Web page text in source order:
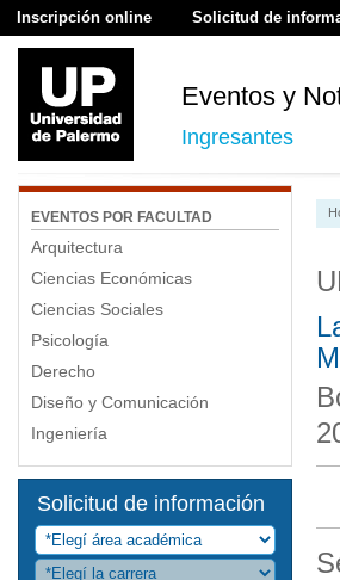
Inscripción online Solicitud de
Eventos y
Ingresantes
EVENTOS POR FACULTAD
Arquitectura
Ciencias Económicas
Ciencias Sociales
Psicología
Derecho
Diseño y Comunicación
Ingeniería
Solicitud de información